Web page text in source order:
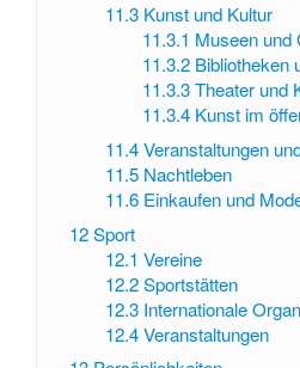
11.3 Kunst und Kultur
11.3.1 Museen und
11.3.2 Bibliotheken
11.3.3 Theater und
11.3.4 Kunst im
11.4 Veranstaltungen
11.5 Nachtleben
11.6 Einkaufen und
12Sport
12.1 Vereine
12.2 Sportstätten
12.3 Internationale
12.4 Veranstaltungen